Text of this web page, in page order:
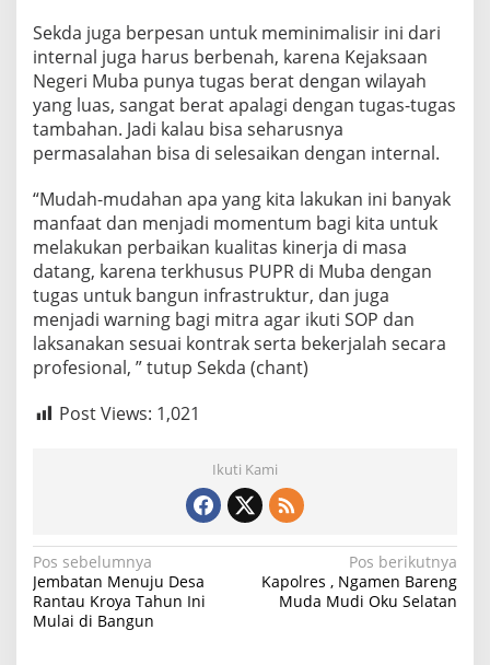
Sekda juga berpesan untuk meminimalisir ini dari
internal juga harus berbenah, karena Kejaksaan
Negeri Muba punya tugas berat dengan wilayah
yang luas, sangat berat apalagi dengan tugas-tugas
tambahan. Jadi kalau bisa seharusnya
permasalahan bisa di selesaikan dengan internal.
“Mudah-mudahan apa yang kita lakukan ini banyak
manfaat dan menjadi momentum bagi kita untuk
melakukan perbaikan kualitas kinerja di masa
datang, karena terkhusus PUPR di Muba dengan
tugas untuk bangun infrastruktur, dan juga
menjadi warning bagi mitra agar ikuti SOP dan
laksanakan sesuai kontrak serta bekerjalah secara
profesional, ” tutup Sekda (chant)
Post Views: 1,021
Ikuti Kami
N
a
v
Pos sebelumnya
Jembatan Menuju Desa
Rantau Kroya Tahun Ini
Mulai di Bangun
Pos berikutnya
Kapolres , Ngamen Bareng
Muda Mudi Oku Selatan